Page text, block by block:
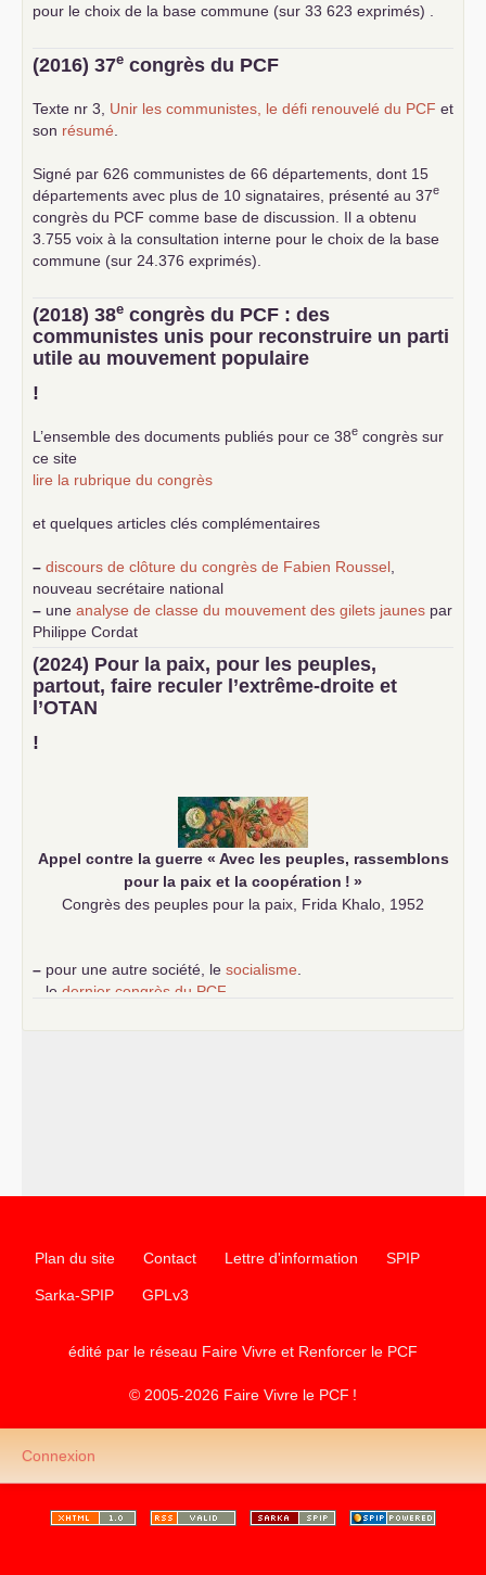
pour le choix de la base commune (sur 33 623 exprimés) .
(2016) 37e congrès du PCF
Texte nr 3, Unir les communistes, le défi renouvelé du PCF et
son résumé
Signé par 626 communistes de 66 départements, dont 15
départements avec plus de 10 signataires, présenté au 37e
congrès du PCF comme base de discussion. Il a obtenu
3.755 voix à la consultation interne pour le choix de la base
commune (sur 24.376 exprimés).
(2018) 38e congrès du PCF : des
communistes unis pour reconstruire un parti
utile au mouvement populaire
!
L’ensemble des documents publiés pour ce 38e congrès sur
ce site
lire la rubrique du congrès
et quelques articles clés complémentaires
– discours de clôture du congrès de Fabien Roussel
nouveau secrétaire national
– une analyse de classe du mouvement des gilets jaunes par
Philippe Cordat
–
un texte de Jean-Claude Delaunay
le marxisme est la
science sociale de notre temps
–un appel proposé aux partis communistes et ouvrier
d’Europe
–
(2024) Pour la paix, pour les peuples,
partout, faire reculer l’extrême-droite et
l’OTAN
!
Appel contre la guerre « Avec les peuples, rassemblons
pour la paix et la coopération ! »
Congrès des peuples pour la paix, Frida Khalo, 1952
– pour une autre société, le socialisme
le dernier congrès du PCF
Plan du site Contact Lettre d'information SPIP
Sarka-SPIP GPLv3
édité par le réseau Faire Vivre et Renforcer le PCF
© 2005-2026 Faire Vivre le PCF !
Connexion